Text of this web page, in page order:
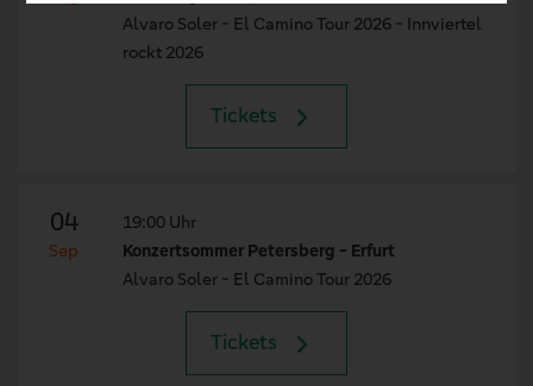
Alvaro Soler - El Camino Tour 2026 - Innviertel
rockt 2026
Tickets
04
Sep
19:00 Uhr
Konzertsommer Petersberg - Erfurt
Alvaro Soler - El Camino Tour 2026
Tickets